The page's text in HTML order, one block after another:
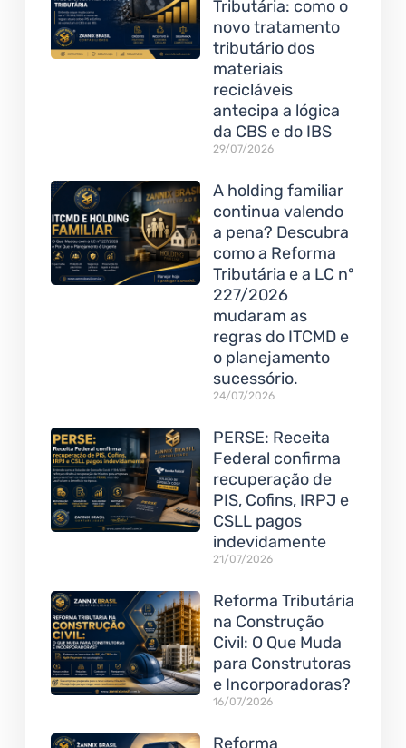
Tributária: como o
novo tratamento
tributário dos
materiais
recicláveis
antecipa a lógica
da CBS e do IBS
29/07/2026
A holding familiar
continua valendo
a pena? Descubra
como a Reforma
Tributária e a LC nº
227/2026
mudaram as
regras do ITCMD e
o planejamento
sucessório.
24/07/2026
PERSE: Receita
Federal confirma
recuperação de
PIS, Cofins, IRPJ e
CSLL pagos
indevidamente
21/07/2026
Reforma Tributária
na Construção
Civil: O Que Muda
para Construtoras
e Incorporadoras?
16/07/2026
Reforma